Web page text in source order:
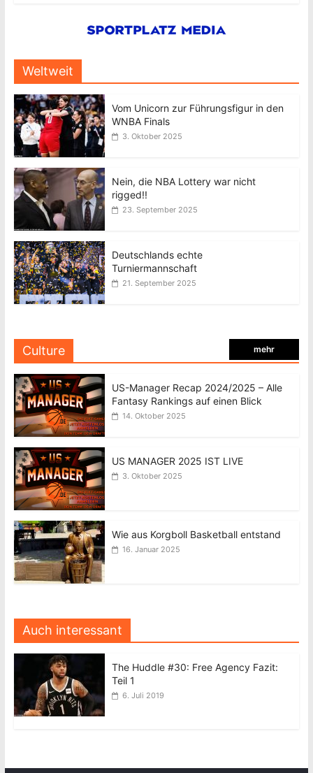
Weltweit
Vom Unicorn zur Führungsfigur in den
WNBA Finals
3. Oktober 2025
Nein, die NBA Lottery war nicht
rigged!!
23. September 2025
Deutschlands echte
Turniermannschaft
21. September 2025
Culture mehr
US-Manager Recap 2024/2025 – Alle
Fantasy Rankings auf einen Blick
14. Oktober 2025
US MANAGER 2025 IST LIVE
3. Oktober 2025
Wie aus Korgboll Basketball entstand
16. Januar 2025
Auch interessant
The Huddle #30: Free Agency Fazit:
Teil 1
6. Juli 2019